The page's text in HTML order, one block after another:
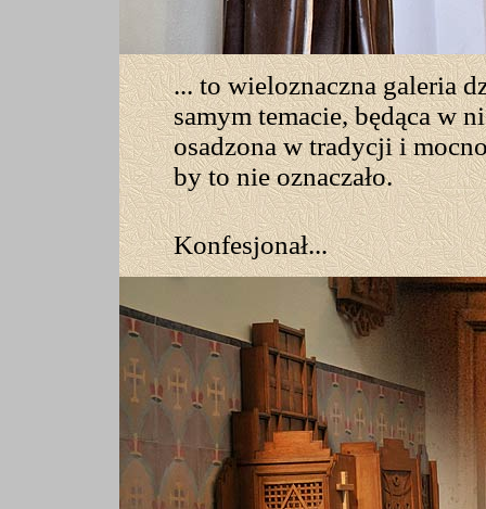
... to wieloznaczna galeria
samym temacie, będąca w
osadzona w tradycji i
by to nie oznaczało.
Konfesjonał...